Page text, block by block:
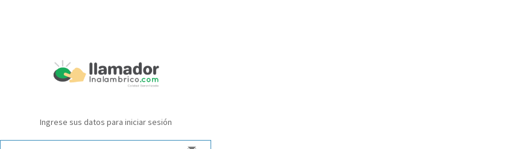
Ingrese sus datos para iniciar sesión